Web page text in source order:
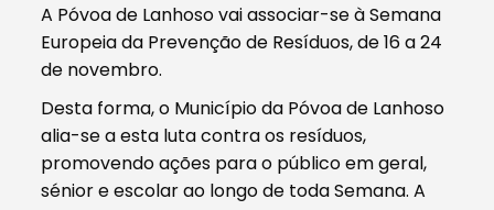
A Póvoa de Lanhoso vai associar-se à Semana
Europeia da Prevenção de Resíduos, de 16 a 24
de novembro.
Desta forma, o Município da Póvoa de Lanhoso
alia-se a esta luta contra os resíduos,
promovendo ações para o público em geral,
sénior e escolar ao longo de toda Semana. A